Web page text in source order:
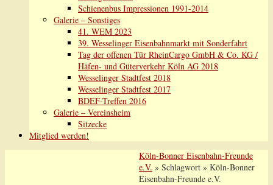
Schienenbus Impressionen 1991-2014
Galerie – Sonstiges
41. WEM 2023
39. Wesselinger Eisenbahnmarkt mit Sonderfahrt
Tag der offenen Tür RheinCargo GmbH & Co. KG /
Häfen- und Güterverkehr Köln AG 2018
Wesselinger Stadtfest 2018
Wesselinger Stadtfest 2017
BDEF-Treffen 2016
Galerie – Vereinsheim
Sitzecke
Mitglied werden!
Köln-Bonner Eisenbahn-Freunde
e.V. » Schlagwort » Köln-Bonner
Eisenbahn-Freunde e.V.